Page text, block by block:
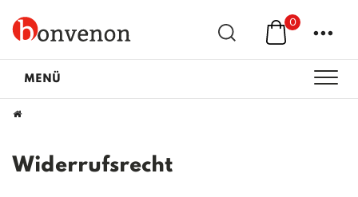
0 ...
MENÜ
Widerrufs­recht